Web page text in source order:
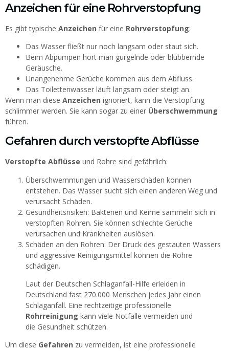
Anzeichen für eine Rohrverstopfung
Es gibt typische Anzeichen für eine Rohrverstopfung:
Das Wasser fließt nur noch langsam oder staut sich.
Beim Abpumpen hört man gurgelnde oder blubbernde
Geräusche.
Unangenehme Gerüche kommen aus dem Abfluss.
Das Toilettenwasser läuft langsam oder steigt an.
Wenn man diese Anzeichen ignoriert, kann die Verstopfung
schlimmer werden. Sie kann sogar zu einer Überschwemmung
führen.
Gefahren durch verstopfte Abflüsse
Verstopfte Abflüsse und Rohre sind gefährlich:
Überschwemmungen und Wasserschäden können
entstehen. Das Wasser sucht sich einen anderen Weg und
verursacht Schäden.
Gesundheitsrisiken: Bakterien und Keime sammeln sich in
verstopften Rohren. Sie können schlechte Gerüche
verursachen und Krankheiten auslösen.
Schäden an den Rohren: Der Druck des gestauten Wassers
und aggressive Reinigungsmittel können die Rohre
schädigen.
Laut der Deutschen Schlaganfall-Hilfe erleiden in
Deutschland fast 270.000 Menschen jedes Jahr einen
Schlaganfall. Eine rechtzeitige professionelle
Rohrreinigung kann viele Notfälle vermeiden und
die Gesundheit schützen.
Um diese Gefahren zu vermeiden, ist eine professionelle